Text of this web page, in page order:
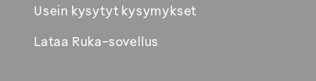
Usein kysytyt kysymykset
Lataa Ruka-sovellus